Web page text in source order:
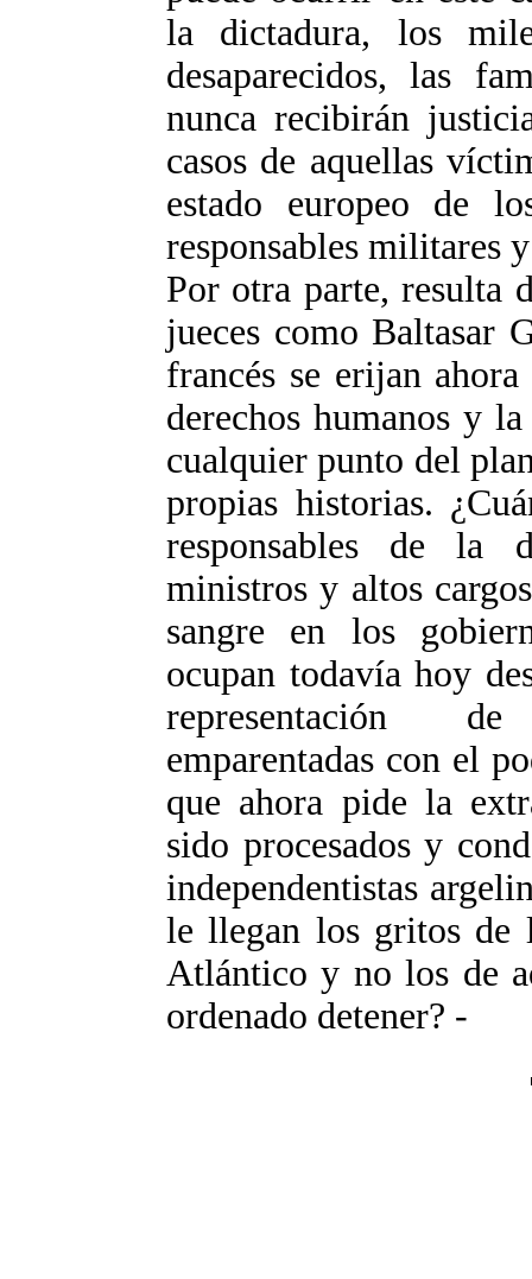
la dictadura, los
desaparecidos, las
nunca recibirán
casos de aquellas
estado europeo de
responsables militares
Por otra parte, resulta
jueces como Baltasar
francés se erijan
derechos humanos y
cualquier punto del
propias historias.
responsables de la
ministros y altos
sangre en los
ocupan todavía hoy
representación
emparentadas con el
­que ahora pide la
sido procesados y
independentistas
le llegan los gritos de
Atlántico y no los de
ordenado detener? -